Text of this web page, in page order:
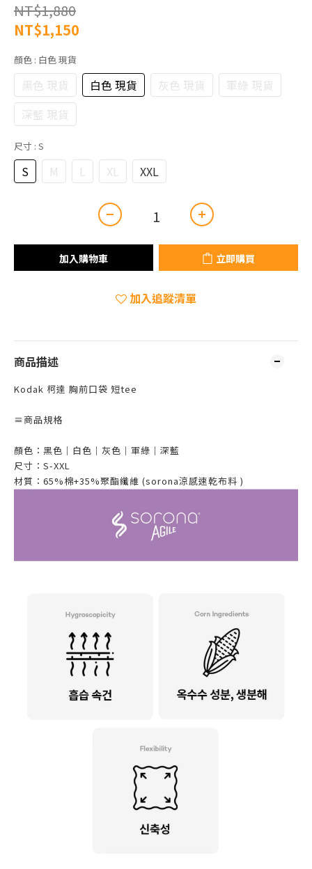
NT$1,880
NT$1,150
顏色 : 白色 現貨
黑色 現貨 白色 現貨 灰色 現貨
軍綠 現貨
深藍 現貨
尺寸 : S
S M L XL XXL
加入購物車 立即購買
加入追蹤清單
商品描述
Kodak 柯達 胸前口袋 短tee
≡商品規格
顏色：黑色｜白色｜灰色｜軍綠｜深藍
尺寸：S-XXL
材質：65%棉+35%聚酯纖維 (sorona涼感速乾布料 )